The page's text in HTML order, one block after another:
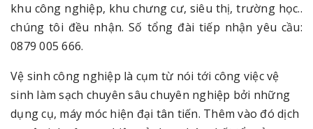
khu công nghiệp, khu chưng cư, siêu thị, trường học..
chúng tôi đều nhận. Số tổng đài tiếp nhận yêu cầu:
0879 005 666.
Vệ sinh công nghiệp là cụm từ nói tới công việc vệ
sinh làm sạch chuyên sâu chuyên nghiệp bởi những
dụng cụ, máy móc hiện đại tân tiến. Thêm vào đó dịch